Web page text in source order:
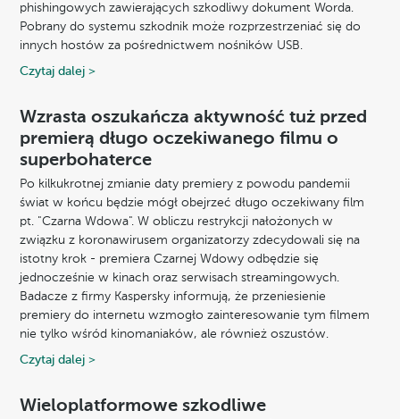
phishingowych zawierających szkodliwy dokument Worda.
Pobrany do systemu szkodnik może rozprzestrzeniać się do
innych hostów za pośrednictwem nośników USB.
Czytaj dalej >
Wzrasta oszukańcza aktywność tuż przed
premierą długo oczekiwanego filmu o
superbohaterce
Po kilkukrotnej zmianie daty premiery z powodu pandemii
świat w końcu będzie mógł obejrzeć długo oczekiwany film
pt. "Czarna Wdowa". W obliczu restrykcji nałożonych w
związku z koronawirusem organizatorzy zdecydowali się na
istotny krok - premiera Czarnej Wdowy odbędzie się
jednocześnie w kinach oraz serwisach streamingowych.
Badacze z firmy Kaspersky informują, że przeniesienie
premiery do internetu wzmogło zainteresowanie tym filmem
nie tylko wśród kinomaniaków, ale również oszustów.
Czytaj dalej >
Wieloplatformowe szkodliwe